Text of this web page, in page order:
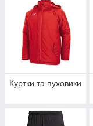
Куртки та пуховики